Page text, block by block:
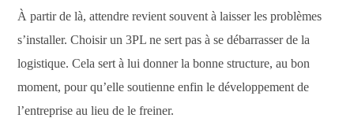
À partir de là, attendre revient souvent à laisser les problèmes
s’installer. Choisir un 3PL ne sert pas à se débarrasser de la
logistique. Cela sert à lui donner la bonne structure, au bon
moment, pour qu’elle soutienne enfin le développement de
l’entreprise au lieu de le freiner.